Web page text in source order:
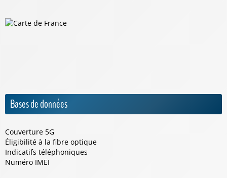
Bases de données
Couverture 5G
Éligibilité à la fibre optique
Indicatifs téléphoniques
Numéro IMEI